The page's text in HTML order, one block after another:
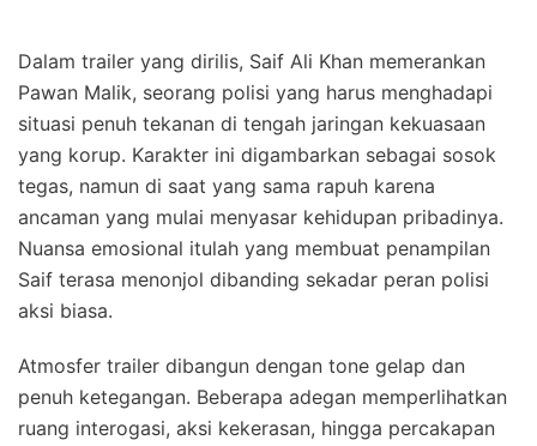
Dalam trailer yang dirilis, Saif Ali Khan memerankan
Pawan Malik, seorang polisi yang harus menghadapi
situasi penuh tekanan di tengah jaringan kekuasaan
yang korup. Karakter ini digambarkan sebagai sosok
tegas, namun di saat yang sama rapuh karena
ancaman yang mulai menyasar kehidupan pribadinya.
Nuansa emosional itulah yang membuat penampilan
Saif terasa menonjol dibanding sekadar peran polisi
aksi biasa.
Atmosfer trailer dibangun dengan tone gelap dan
penuh ketegangan. Beberapa adegan memperlihatkan
ruang interogasi, aksi kekerasan, hingga percakapan